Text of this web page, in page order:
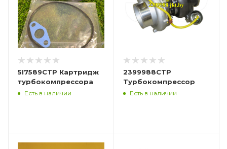
5I7589CTP Картридж
турбокомпрессора
Есть в наличии
2399988CTP
Турбокомпрессор
Есть в наличии